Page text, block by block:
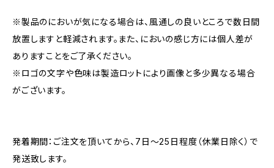
※製品のにおいが気になる場合は、風通しの良いところで数日間
放置しますと軽減されます。また、においの感じ方には個人差が
ありますことをご了承ください。
※ロゴの文字や色味は製造ロットにより画像と多少異なる場合
がございます。
発着期間：ご注文を頂いてから、7日〜25日程度（休業日除く）で
発送致します。